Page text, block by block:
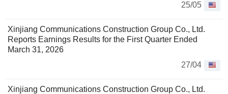
25/05
Xinjiang Communications Construction Group Co., Ltd.
Reports Earnings Results for the First Quarter Ended
March 31, 2026
27/04
Xinjiang Communications Construction Group Co., Ltd.